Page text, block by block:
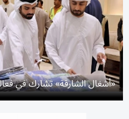
«أشغال الشارقة» تشارك في